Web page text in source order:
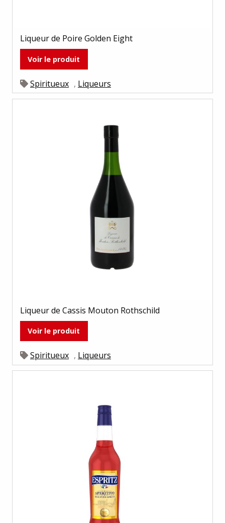
Liqueur de Poire Golden Eight
Voir le produit
Spiritueux , Liqueurs
Liqueur de Cassis Mouton Rothschild
Voir le produit
Spiritueux , Liqueurs